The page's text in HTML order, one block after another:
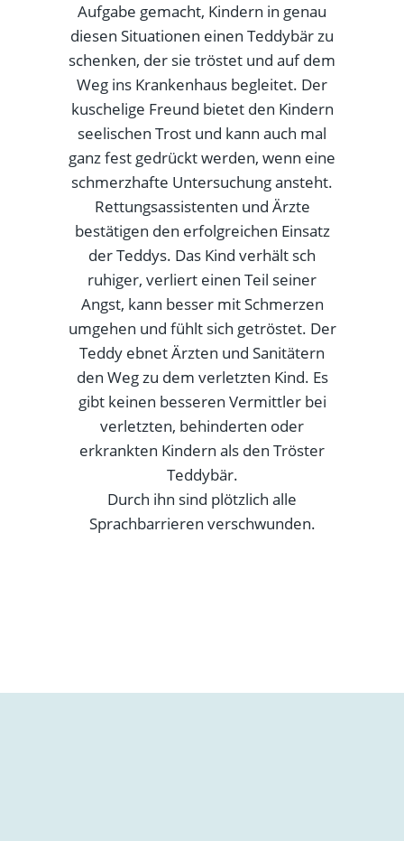
Aufgabe gemacht, Kindern in genau
diesen Situationen einen Teddybär zu
schenken, der sie tröstet und auf dem
Weg ins Krankenhaus begleitet. Der
kuschelige Freund bietet den Kindern
seelischen Trost und kann auch mal
ganz fest gedrückt werden, wenn eine
schmerzhafte Untersuchung ansteht.
Rettungsassistenten und Ärzte
bestätigen den erfolgreichen Einsatz
der Teddys. Das Kind verhält sch
ruhiger, verliert einen Teil seiner
Angst, kann besser mit Schmerzen
umgehen und fühlt sich getröstet. Der
Teddy ebnet Ärzten und Sanitätern
den Weg zu dem verletzten Kind. Es
gibt keinen besseren Vermittler bei
verletzten, behinderten oder
erkrankten Kindern als den Tröster
Teddybär.
Durch ihn sind plötzlich alle
Sprachbarrieren verschwunden.